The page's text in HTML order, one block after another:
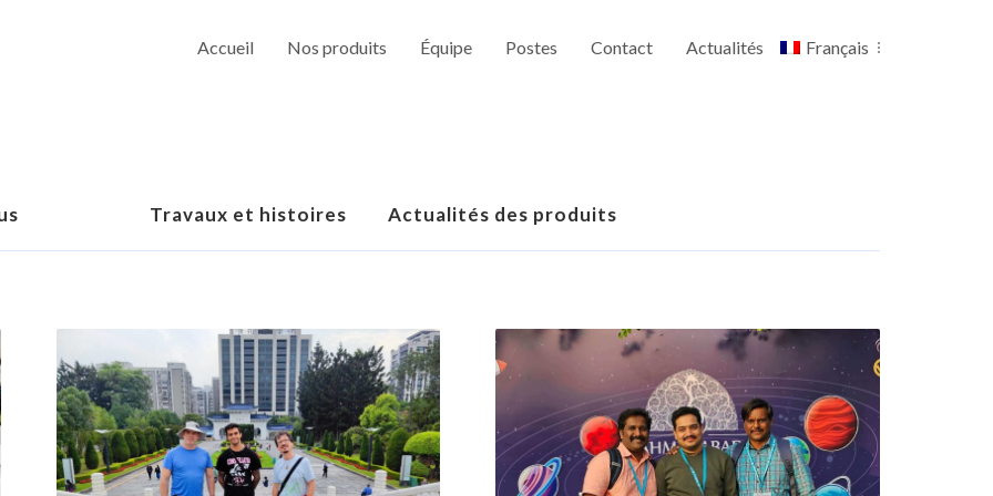
Accueil Nos produits Équipe Postes Contact Actualités Français
Travaux et histoires Actualités des produits